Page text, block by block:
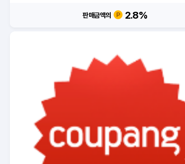
판매금액의 2.8%